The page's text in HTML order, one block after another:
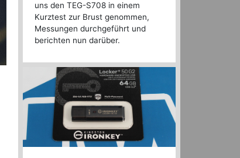
uns den TEG-S708 in einem
Kurztest zur Brust genommen,
Messungen durchgeführt und
berichten nun darüber.